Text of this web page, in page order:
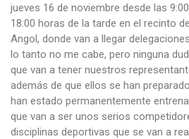
jueves 16 de noviembre desde las
18:00 horas de la tarde en el recinto
Angol, donde van a llegar
lo tanto no me cabe, pero ninguna
que van a tener nuestros
además de que ellos se han
han estado permanentemente
que van a ser unos serios
disciplinas deportivas que se van a